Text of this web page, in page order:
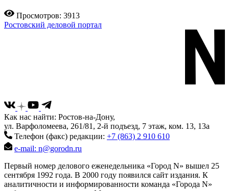
Просмотров: 3913
Ростовский деловой портал
Как нас найти: Ростов-на-Дону,
ул. Варфоломеева, 261/81, 2-й подъезд, 7 этаж, ком. 13, 13а
Телефон (факс) редакции: +7 (863) 2 910 610
e-mail: n@gorodn.ru
Первый номер делового еженедельника «Город N» вышел 25
сентября 1992 года. В 2000 году появился сайт издания. К
аналитичности и информированности команда «Города N»